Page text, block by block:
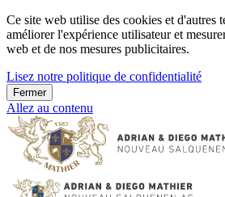
Ce site web utilise des cookies et d'autres
améliorer l'expérience utilisateur et
web et de nos mesures publicitaires.
Lisez notre politique de confidentialité
Fermer
Allez au contenu